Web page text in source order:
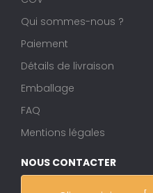
Qui sommes-nous ?
Paiement
Détails de livraison
Emballage
FAQ
Mentions légales
NOUS CONTACTER